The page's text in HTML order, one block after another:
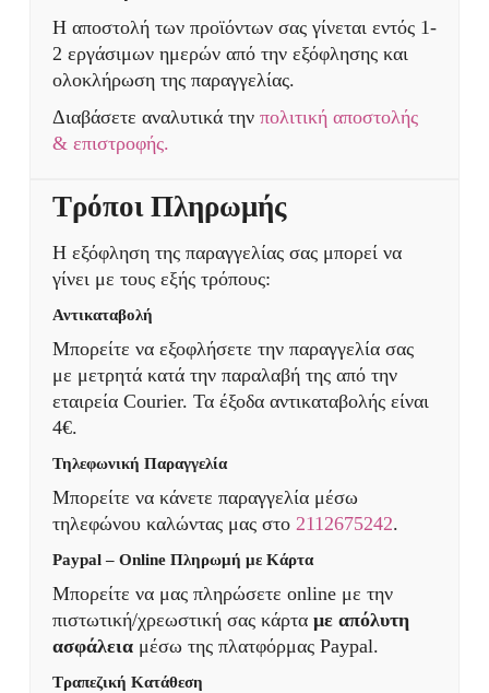
Η αποστολή των προϊόντων σας γίνεται εντός 1-
2 εργάσιμων ημερών από την εξόφλησης και
ολοκλήρωση της παραγγελίας.
Διαβάσετε αναλυτικά την πολιτική αποστολής
& επιστροφής.
Τρόποι Πληρωμής
Η εξόφληση της παραγγελίας σας μπορεί να
γίνει με τους εξής τρόπους:
Αντικαταβολή
Μπορείτε να εξοφλήσετε την παραγγελία σας
με μετρητά κατά την παραλαβή της από την
εταιρεία Courier. Τα έξοδα αντικαταβολής είναι
4€.
Τηλεφωνική Παραγγελία
Μπορείτε να κάνετε παραγγελία μέσω
τηλεφώνου καλώντας μας στο 2112675242.
Paypal – Online Πληρωμή με Κάρτα
Μπορείτε να μας πληρώσετε online με την
πιστωτική/χρεωστική σας κάρτα με απόλυτη
ασφάλειαμέσω της πλατφόρμας Paypal.
Τραπεζική Κατάθεση